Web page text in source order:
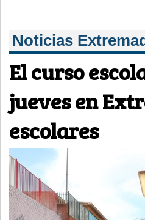
Noticias
El curso
jueves en
escolares